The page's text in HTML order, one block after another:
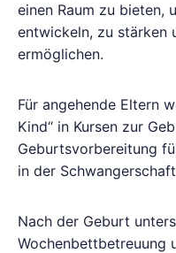
einen Raum zu bieten,
entwickeln, zu stärken
ermöglichen.
Für angehende Eltern
Kind“ in Kursen zur
Geburtsvorbereitung
in der
Nach der Geburt
Wochenbettbetreuung